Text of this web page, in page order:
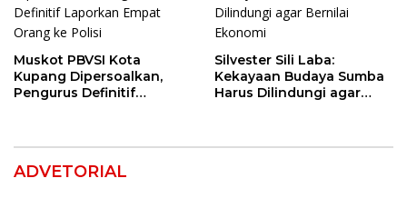
Muskot PBVSI Kota
Kupang Dipersoalkan,
Pengurus Definitif
Silvester Sili Laba:
Kekayaan Budaya Sumba
Harus Dilindungi agar
ADVETORIAL